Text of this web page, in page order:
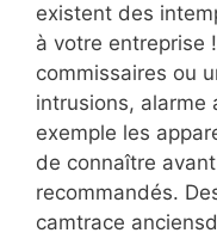
existent des
à votre entreprise
commissaires ou
intrusions, alarme
exemple les
de connaître
recommandés.
camtrace